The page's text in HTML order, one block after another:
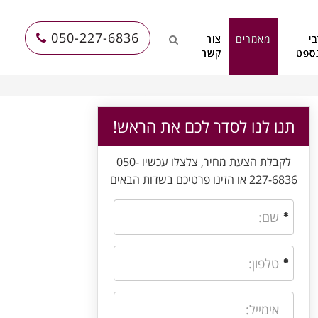
מאמרים
צור
קשר
050-227-6836
תנו לנו לסדר לכם את הראש!
לקבלת הצעת מחיר, צלצלו עכשיו 050-
227-6836 או הזינו פרטיכם בשדות הבאים